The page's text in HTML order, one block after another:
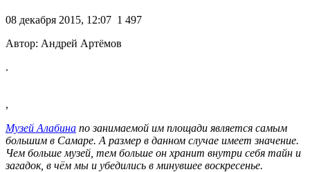
08 декабря 2015, 12:07 1 497
Автор: Андрей Артёмов
.
,
Музей Алабина по занимаемой им площади является самым
большим в Самаре. А размер в данном случае имеет значение.
Чем больше музей, тем больше он хранит внутри себя тайн и
загадок, в чём мы и убедились в минувшее воскресенье.